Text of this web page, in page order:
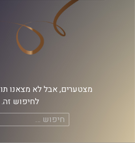
מצטערים, אבל לא מצאנו
לחיפוש זה.
חיפוש: